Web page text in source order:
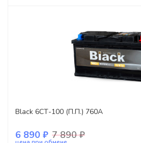
Black 6СТ-100 (П.П.) 760А
6 890 ₽ 7 890 ₽